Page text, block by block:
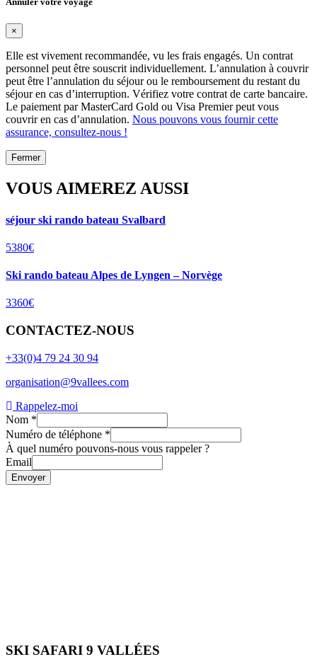
×
Elle est vivement recommandée, vu les frais engagés. Un contrat
personnel peut être souscrit individuellement. L’annulation à couvrir
peut être l’annulation du séjour ou le remboursement du restant du
séjour en cas d’interruption. Vérifiez votre contrat de carte bancaire.
Le paiement par MasterCard Gold ou Visa Premier peut vous
couvrir en cas d’annulation. Nous pouvons vous fournir cette
assurance, consultez-nous !
Fermer
VOUS AIMEREZ AUSSI
séjour ski rando bateau Svalbard
5380€
Ski rando bateau Alpes de Lyngen – Norvège
3360€
CONTACTEZ-NOUS
+33(0)4 79 24 30 94
organisation@9vallees.com
Rappelez-moi
Nom *
Numéro de téléphone *
À quel numéro pouvons-nous vous rappeler ?
Email
Envoyer
SKI SAFARI 9 VALLÉES